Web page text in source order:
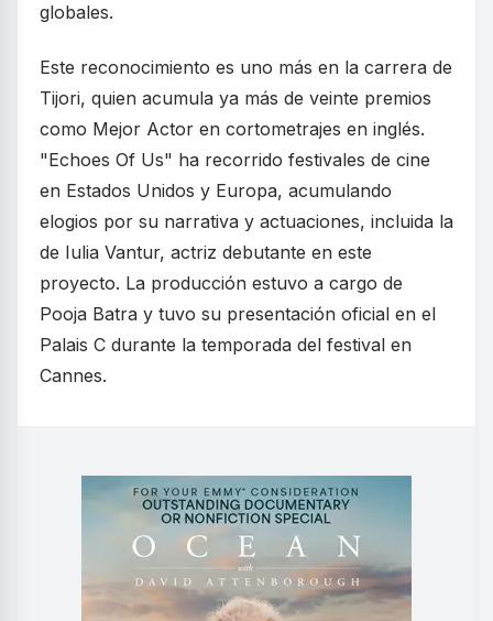
globales.
Este reconocimiento es uno más en la carrera de
Tijori, quien acumula ya más de veinte premios
como Mejor Actor en cortometrajes en inglés.
"Echoes Of Us" ha recorrido festivales de cine
en Estados Unidos y Europa, acumulando
elogios por su narrativa y actuaciones, incluida la
de Iulia Vantur, actriz debutante en este
proyecto. La producción estuvo a cargo de
Pooja Batra y tuvo su presentación oficial en el
Palais C durante la temporada del festival en
Cannes.